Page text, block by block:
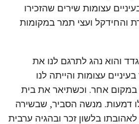
עצומות שירים שהזכירו
והחידקל ועצי תמר במקומות
והוא נהג לתרגם לנו את
עצומות והייתה לנו
אחר. וכשתיאר את בית
דמעות. מנשה הסביר, שבשירה
בלשון זכר ובהגיה ערבית